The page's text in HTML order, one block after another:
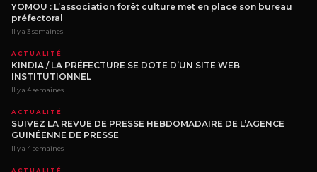
YOMOU : L’association forêt culture met en place son bureau
préfectoral
Il y a 3 semaines
ACTUALITÉ
KINDIA / LA PRÉFECTURE SE DOTE D’UN SITE WEB
INSTITUTIONNEL
Il y a 4 semaines
ACTUALITÉ
SUIVEZ LA REVUE DE PRESSE HEBDOMADAIRE DE L’AGENCE
GUINÉENNE DE PRESSE
Il y a 4 semaines
ACTUALITÉ